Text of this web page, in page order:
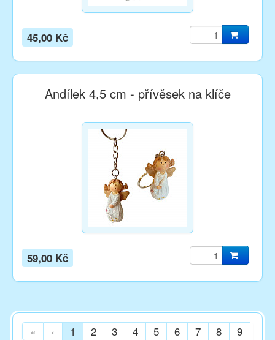
45,00 Kč
Andílek 4,5 cm - přívěsek na klíče
59,00 Kč
« ‹ 1 2 3 4 5 6 7 8
9